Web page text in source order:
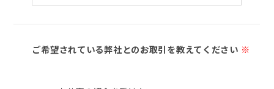
ご希望されている弊社とのお取引を教えてください ※